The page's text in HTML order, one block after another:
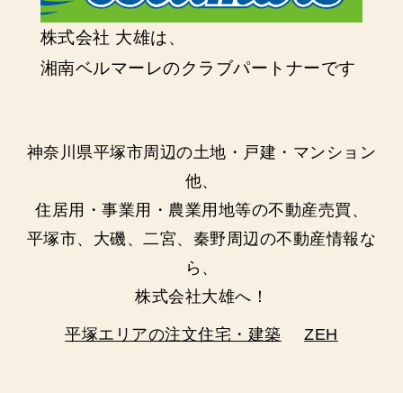
株式会社 大雄は、
湘南ベルマーレのクラブパートナーです
神奈川県平塚市周辺の土地・戸建・マンション
他、
住居用・事業用・農業用地等の不動産売買、
平塚市、大磯、二宮、秦野周辺の不動産情報な
ら、
株式会社大雄へ！
平塚エリアの注文住宅・建築 ZEH